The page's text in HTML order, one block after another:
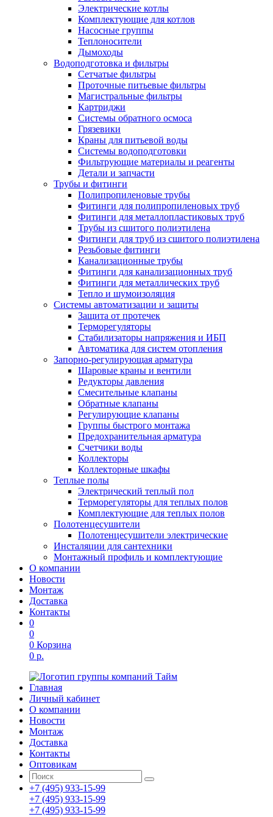
Электрические котлы
Комплектующие для котлов
Насосные группы
Теплоносители
Дымоходы
Водоподготовка и фильтры
Сетчатые фильтры
Проточные питьевые фильтры
Магистральные фильтры
Картриджи
Системы обратного осмоса
Грязевики
Краны для питьевой воды
Системы водоподготовки
Фильтрующие материалы и реагенты
Детали и запчасти
Трубы и фитинги
Полипропиленовые трубы
Фитинги для полипропиленовых труб
Фитинги для металлопластиковых труб
Трубы из сшитого полиэтилена
Фитинги для труб из сшитого полиэтилена
Резьбовые фитинги
Канализационные трубы
Фитинги для канализационных труб
Фитинги для металлических труб
Тепло и шумоизоляция
Системы автоматизации и защиты
Защита от протечек
Терморегуляторы
Стабилизаторы напряжения и ИБП
Автоматика для систем отопления
Запорно-регулирующая арматура
Шаровые краны и вентили
Редукторы давления
Смесительные клапаны
Обратные клапаны
Регулирующие клапаны
Группы быстрого монтажа
Предохранительная арматура
Счетчики воды
Коллекторы
Коллекторные шкафы
Теплые полы
Электрический теплый пол
Терморегуляторы для теплых полов
Комплектующие для теплых полов
Полотенцесушители
Полотенцесушители электрические
Инсталяции для сантехники
Монтажный профиль и комплектующие
О компании
Новости
Монтаж
Доставка
Контакты
0
0
0 Корзина
0 р.
Главная
Личный кабинет
О компании
Новости
Монтаж
Доставка
Контакты
Оптовикам
+7 (495) 933-15-99
+7 (495) 933-15-99
+7 (495) 933-15-99